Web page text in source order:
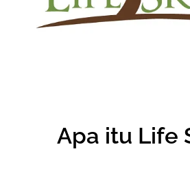
Apa itu Life